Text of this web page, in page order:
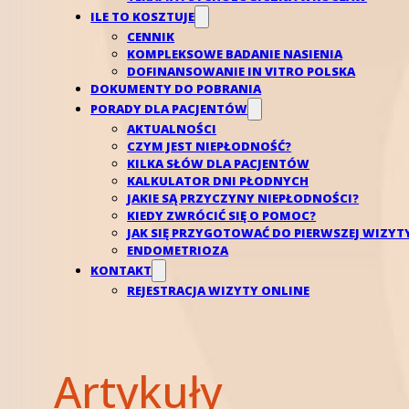
ILE TO KOSZTUJE
CENNIK
KOMPLEKSOWE BADANIE NASIENIA
DOFINANSOWANIE IN VITRO POLSKA
DOKUMENTY DO POBRANIA
PORADY DLA PACJENTÓW
AKTUALNOŚCI
CZYM JEST NIEPŁODNOŚĆ?
KILKA SŁÓW DLA PACJENTÓW
KALKULATOR DNI PŁODNYCH
JAKIE SĄ PRZYCZYNY NIEPŁODNOŚCI?
KIEDY ZWRÓCIĆ SIĘ O POMOC?
JAK SIĘ PRZYGOTOWAĆ DO PIERWSZEJ
ENDOMETRIOZA
KONTAKT
REJESTRACJA WIZYTY ONLINE
Artykuły
od kilku lat również AMH.
AMH wyniki – jak interpretować?
Stężenie AMH wykazuje dużą korelację z liczbą
Ponieważ jakość komórki jajowej również obniża
płodnością kobiety.
Idąc dalej, skoro jest niskie AMH, które obniża
bardziej mylnego. Błąd myślowy polega na tym, że
szybko będzie się obniżała płodność kobiety.
Stężenie AMH a jakość komórki
indywidualnie. Nie ma istotnej korelacji między